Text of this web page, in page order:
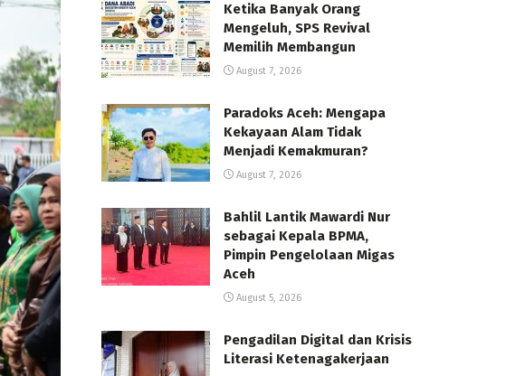
Ketika Banyak Orang
Mengeluh, SPS Revival
Memilih Membangun
August 7, 2026
Paradoks Aceh: Mengapa
Kekayaan Alam Tidak
Menjadi Kemakmuran?
August 7, 2026
Bahlil Lantik Mawardi Nur
sebagai Kepala BPMA,
Pimpin Pengelolaan Migas
Aceh
August 5, 2026
Pengadilan Digital dan Krisis
Literasi Ketenagakerjaan